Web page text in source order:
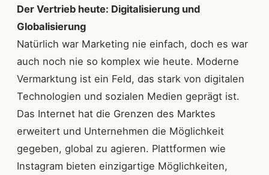
Der Vertrieb heute: Digitalisierung und
Globalisierung
Natürlich war Marketing nie einfach, doch es war
auch noch nie so komplex wie heute. Moderne
Vermarktung ist ein Feld, das stark von digitalen
Technologien und sozialen Medien geprägt ist.
Das Internet hat die Grenzen des Marktes
erweitert und Unternehmen die Möglichkeit
gegeben, global zu agieren. Plattformen wie
Instagram bieten einzigartige Möglichkeiten,